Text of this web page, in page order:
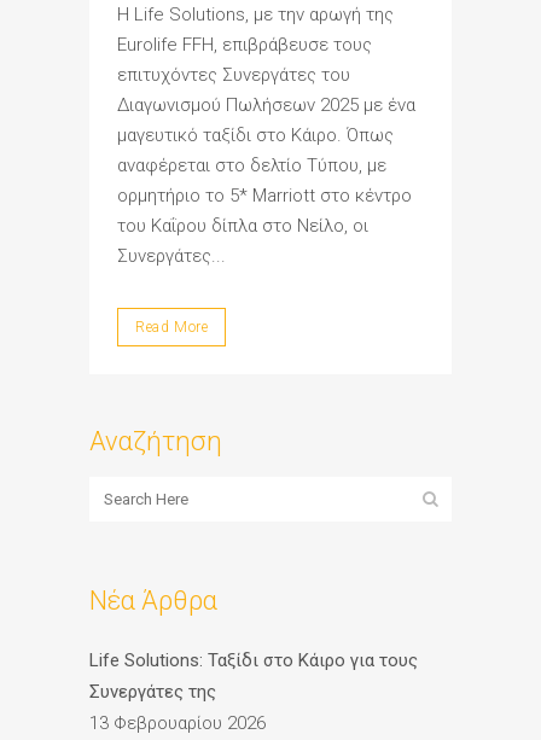
Η Life Solutions, με την αρωγή της
Eurolife FFH, επιβράβευσε τους
επιτυχόντες Συνεργάτες του
Διαγωνισμού Πωλήσεων 2025 με ένα
μαγευτικό ταξίδι στο Κάιρο. Όπως
αναφέρεται στο δελτίο Τύπου, με
ορμητήριο το 5* Marriott στο κέντρο
του Καΐρου δίπλα στο Νείλο, οι
Συνεργάτες...
Read More
Αναζήτηση
Νέα Άρθρα
Life Solutions: Ταξίδι στο Κάιρο για τους
Συνεργάτες της
13 Φεβρουαρίου 2026